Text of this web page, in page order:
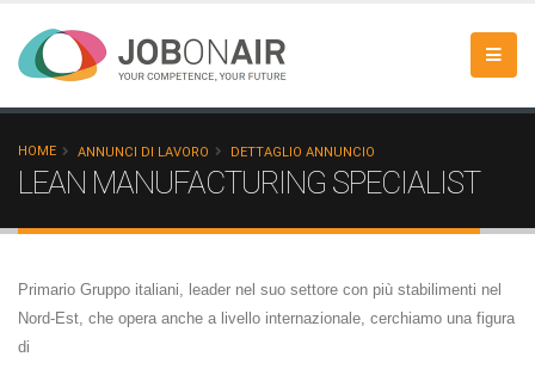
HOME ANNUNCI DI LAVORO DETTAGLIO ANNUNCIO
LEAN MANUFACTURING SPECIALIST
Primario Gruppo italiani, leader nel suo settore con più stabilimenti nel
Nord-Est, che opera anche a livello internazionale, cerchiamo una figura
di